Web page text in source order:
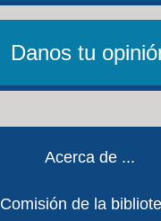
Danos tu
Acerca de ...
Comisión de la